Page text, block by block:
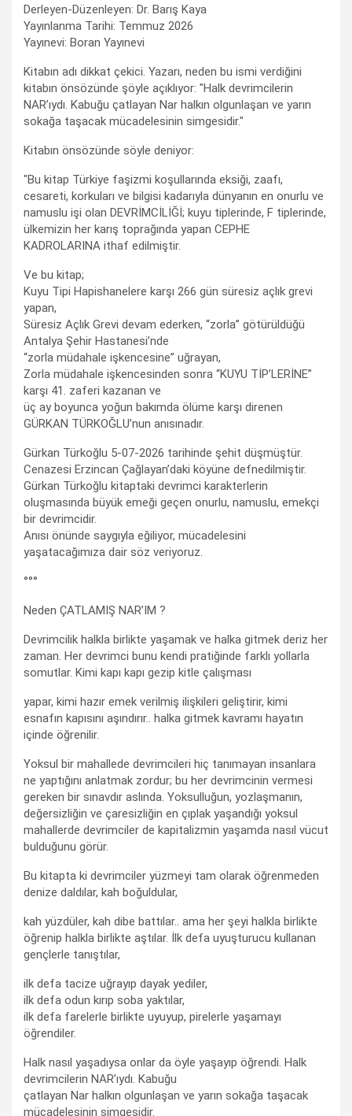
Derleyen-Düzenleyen: Dr. Barış Kaya
Yayınlanma Tarihi: Temmuz 2026
Yayınevi: Boran Yayınevi
Kitabın adı dikkat çekici. Yazarı, neden bu ismi verdiğini
kitabın önsözünde şöyle açıklıyor: "Halk devrimcilerin
NAR’ıydı. Kabuğu çatlayan Nar halkın olgunlaşan ve yarın
sokağa taşacak mücadelesinin simgesidir."
Kitabın önsözünde söyle deniyor:
"Bu kitap Türkiye faşizmi koşullarında eksiği, zaafı,
cesareti, korkuları ve bilgisi kadarıyla dünyanın en onurlu ve
namuslu işi olan DEVRİMCİLİĞİ; kuyu tiplerinde, F tiplerinde,
ülkemizin her karış toprağında yapan CEPHE
KADROLARINA ithaf edilmiştir.
Ve bu kitap;
Kuyu Tipi Hapishanelere karşı 266 gün süresiz açlık grevi
yapan,
Süresiz Açlık Grevi devam ederken, “zorla” götürüldüğü
Antalya Şehir Hastanesi’nde
“zorla müdahale işkencesine” uğrayan,
Zorla müdahale işkencesinden sonra “KUYU TİP’LERİNE”
karşı 41. zaferi kazanan ve
üç ay boyunca yoğun bakımda ölüme karşı direnen
GÜRKAN TÜRKOĞLU’nun anısınadır.
Gürkan Türkoğlu 5-07-2026 tarihinde şehit düşmüştür.
Cenazesi Erzincan Çağlayan’daki köyüne defnedilmiştir.
Gürkan Türkoğlu kitaptaki devrimci karakterlerin
oluşmasında büyük emeği geçen onurlu, namuslu, emekçi
bir devrimcidir.
Anısı önünde saygıyla eğiliyor, mücadelesini
yaşatacağımıza dair söz veriyoruz.
°°°
Neden ÇATLAMIŞ NAR’IM ?
Devrimcilik halkla birlikte yaşamak ve halka gitmek deriz her
zaman. Her devrimci bunu kendi pratiğinde farklı yollarla
somutlar. Kimi kapı kapı gezip kitle çalışması
yapar, kimi hazır emek verilmiş ilişkileri geliştirir, kimi
esnafın kapısını aşındırır.. halka gitmek kavramı hayatın
içinde öğrenilir.
Yoksul bir mahallede devrimcileri hiç tanımayan insanlara
ne yaptığını anlatmak zordur; bu her devrimcinin vermesi
gereken bir sınavdır aslında. Yoksulluğun, yozlaşmanın,
değersizliğin ve çaresizliğin en çıplak yaşandığı yoksul
mahallerde devrimciler de kapitalizmin yaşamda nasıl vücut
bulduğunu görür.
Bu kitapta ki devrimciler yüzmeyi tam olarak öğrenmeden
denize daldılar, kah boğuldular,
kah yüzdüler, kah dibe battılar.. ama her şeyi halkla birlikte
öğrenip halkla birlikte aştılar. İlk defa uyuşturucu kullanan
gençlerle tanıştılar,
ilk defa tacize uğrayıp dayak yediler,
ilk defa odun kırıp soba yaktılar,
ilk defa farelerle birlikte uyuyup, pirelerle yaşamayı
öğrendiler.
Halk nasıl yaşadıysa onlar da öyle yaşayıp öğrendi. Halk
devrimcilerin NAR’ıydı. Kabuğu
çatlayan Nar halkın olgunlaşan ve yarın sokağa taşacak
mücadelesinin simgesidir.